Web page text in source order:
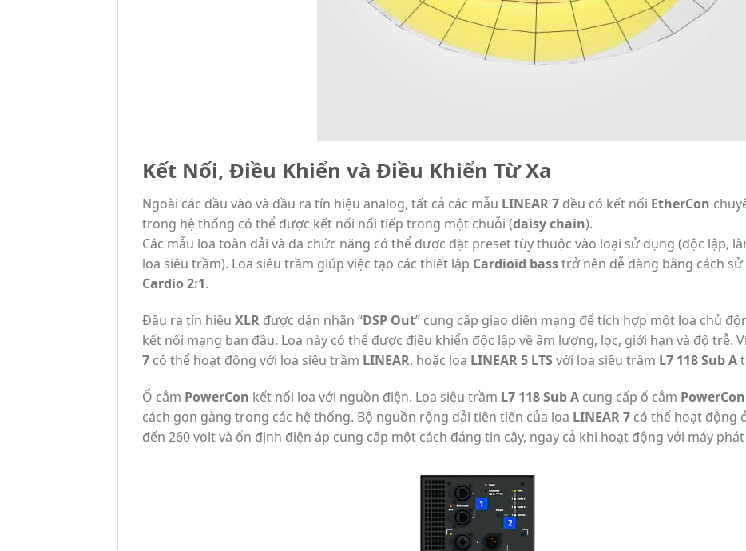
Kết Nối, Điều Khiển và Điều Khiển Từ Xa
Ngoài các đầu vào và đầu ra tín hiệu analog, tất cả các mẫu LINEAR 7 đều có kết nối EtherCon
trong hệ thống có thể được kết nối nối tiếp trong một chuỗi (daisy chain).
Các mẫu loa toàn dải và đa chức năng có thể được đặt preset tùy thuộc vào loại sử dụng (độc lập,
loa siêu trầm). Loa siêu trầm giúp việc tạo các thiết lập Cardioid basstrở nên dễ dàng bằng cách
Cardio 2:1.
Đầu ra tín hiệu XLR được dán nhãn “DSP Out” cung cấp giao diện mạng để tích hợp một loa chủ
kết nối mạng ban đầu. Loa này có thể được điều khiển độc lập về âm lượng, lọc, giới hạn và độ trễ.
7 có thể hoạt động với loa siêu trầm LINEAR, hoặc loa LINEAR 5 LTS với loa siêu trầm L7 118 Sub A
Ổ cắm PowerCon kết nối loa với nguồn điện. Loa siêu trầm L7 118 Sub A cung cấp ổ cắm PowerCon
cách gọn gàng trong các hệ thống. Bộ nguồn rộng dải tiên tiến của loa LINEAR 7 có thể hoạt động
đến 260 volt và ổn định điện áp cung cấp một cách đáng tin cậy, ngay cả khi hoạt động với máy